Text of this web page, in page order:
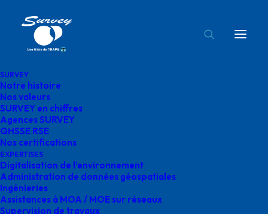
SURVEY
Notre histoire
Nos valeurs
SURVEY en chiffres
Agences SURVEY
QHSSE RSE
Nos certifications
EXPERTISES
Digitalisation de l’environnement
Administration de données géospatiales
Ingénieries
Assistances à MOA / MOE sur réseaux
Supervision de travaux
Sécurisation de canalisations enterrées dans la Drôme